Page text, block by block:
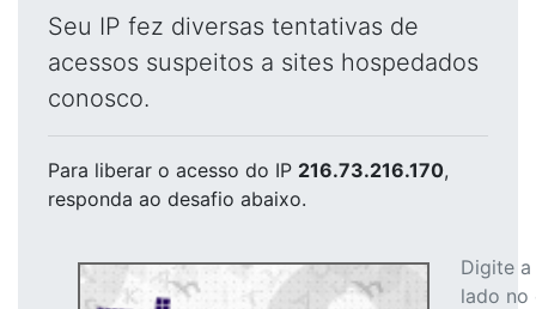
Seu IP fez diversas tentativas de
acessos suspeitos a sites hospedados
conosco.
Para liberar o acesso do IP 216.73.216.170,
responda ao desafio abaixo.
Digite
lado no